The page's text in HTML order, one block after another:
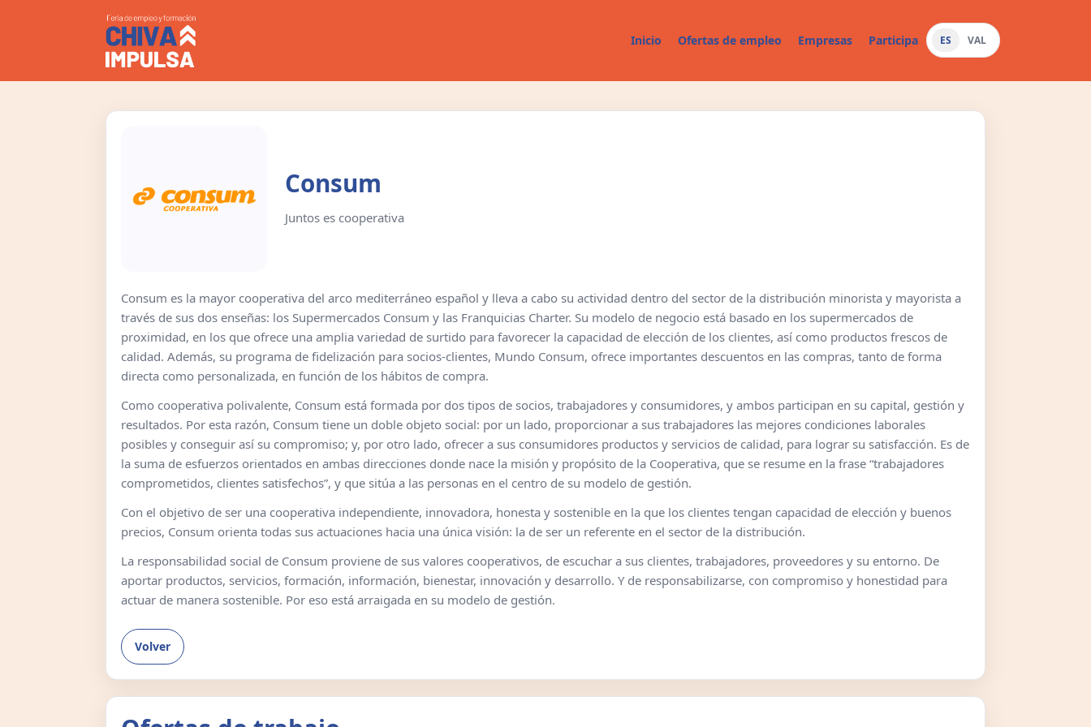
Inicio Ofertas de empleo Empresas Participa ES VAL
Consum
Juntos es cooperativa
Consum es la mayor cooperativa del arco mediterráneo español y lleva a cabo su actividad dentro del sector de la distribución minorista y mayorista a
través de sus dos enseñas: los Supermercados Consum y las Franquicias Charter. Su modelo de negocio está basado en los supermercados de
proximidad, en los que ofrece una amplia variedad de surtido para favorecer la capacidad de elección de los clientes, así como productos frescos de
calidad. Además, su programa de fidelización para socios-clientes, Mundo Consum, ofrece importantes descuentos en las compras, tanto de forma
directa como personalizada, en función de los hábitos de compra.
Como cooperativa polivalente, Consum está formada por dos tipos de socios, trabajadores y consumidores, y ambos participan en su capital, gestión y
resultados. Por esta razón, Consum tiene un doble objeto social: por un lado, proporcionar a sus trabajadores las mejores condiciones laborales
posibles y conseguir así su compromiso; y, por otro lado, ofrecer a sus consumidores productos y servicios de calidad, para lograr su satisfacción. Es de
la suma de esfuerzos orientados en ambas direcciones donde nace la misión y propósito de la Cooperativa, que se resume en la frase “trabajadores
comprometidos, clientes satisfechos”, y que sitúa a las personas en el centro de su modelo de gestión.
Con el objetivo de ser una cooperativa independiente, innovadora, honesta y sostenible en la que los clientes tengan capacidad de elección y buenos
precios, Consum orienta todas sus actuaciones hacia una única visión: la de ser un referente en el sector de la distribución.
La responsabilidad social de Consum proviene de sus valores cooperativos, de escuchar a sus clientes, trabajadores, proveedores y su entorno. De
aportar productos, servicios, formación, información, bienestar, innovación y desarrollo. Y de responsabilizarse, con compromiso y honestidad para
actuar de manera sostenible. Por eso está arraigada en su modelo de gestión.
Volver